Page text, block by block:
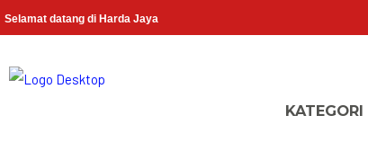
Selamat datang di Harda Jaya